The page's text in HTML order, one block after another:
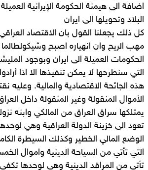
اضافة الى هيمنة الحكومة الإيرانية
البلاد وتحويلها الى ايران
كل ذلك يجعلنا القول بان الاقتصاد
مهب الريح وان انهياره اصبح
الحكومات العميلة الى ايران وبوجود
التي سنطرحها لا يمكن تنفيذها الا اذا
هذه الجائحة الاقتصادية والمالية. وعليه
الأموال المنقولة وغير المنقولة داخل
يمتلكها سراق العراق من المالكي وابنه
تعود الى خزينة الدولة العراقية وهي
الوضع المالي الخطير وكذلك السيطرة
التي تأتي من السياحة الدينية واموال
تأتي من المراقد الدينية وهي لوحدها